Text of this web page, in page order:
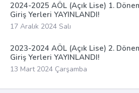
2024-2025 AÖL (Açık Lise) 1.
Giriş Yerleri YAYINLANDI!
17 Aralık 2024 Salı
2023-2024 AÖL (Açık Lise) 2.
Giriş Yerleri YAYINLANDI!
13 Mart 2024 Çarşamba